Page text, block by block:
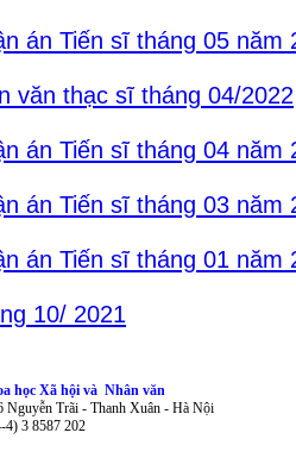
án Tiến sĩ tháng 05 năm
văn thạc sĩ tháng 04/2022
án Tiến sĩ tháng 04 năm
án Tiến sĩ tháng 03 năm
án Tiến sĩ tháng 01 năm
10/ 2021
học Xã hội và Nhân văn
Nguyễn Trãi - Thanh Xuân - Hà Nội
4) 3 8587 202